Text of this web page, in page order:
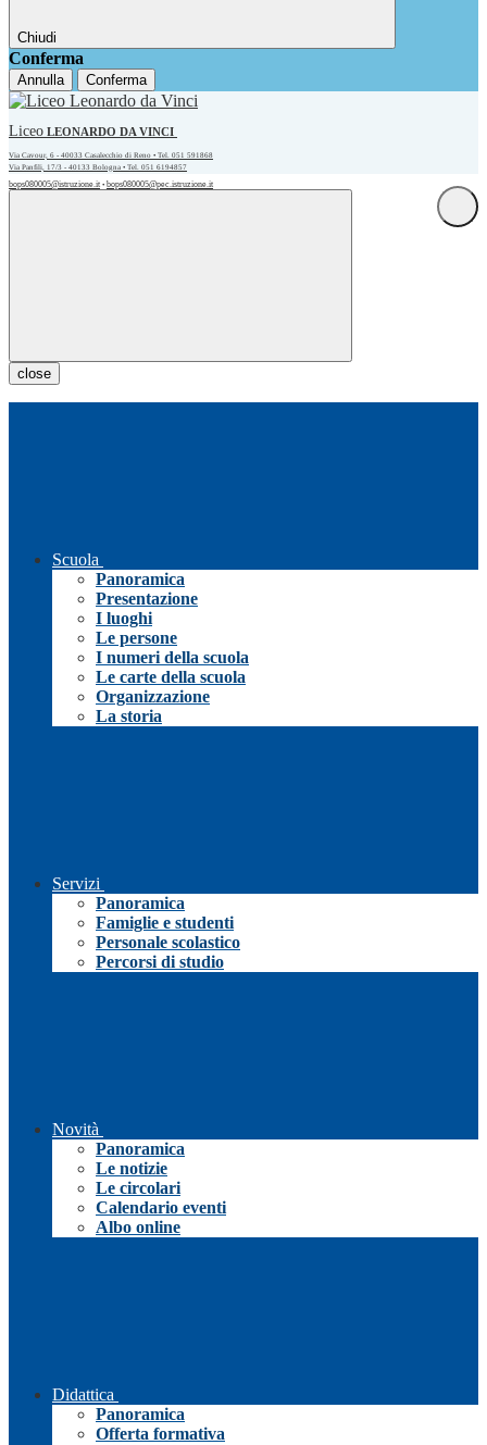
Chiudi
Conferma
Annulla Conferma
Liceo LEONARDO DA VINCI
Via Cavour, 6 - 40033 Casalecchio di Reno • Tel. 051 591868
Via Panfili, 17/3 - 40133 Bologna • Tel. 051 6194857
bops080005@istruzione.it • bops080005@pec.istruzione.it
close
Scuola
Panoramica
Presentazione
I luoghi
Le persone
I numeri della scuola
Le carte della scuola
Organizzazione
La storia
Servizi
Panoramica
Famiglie e studenti
Personale scolastico
Percorsi di studio
Novità
Panoramica
Le notizie
Le circolari
Calendario eventi
Albo online
Didattica
Panoramica
Offerta formativa